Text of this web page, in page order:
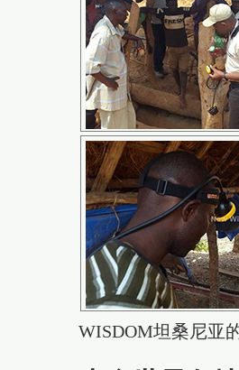
WISDOM坦桑尼亚